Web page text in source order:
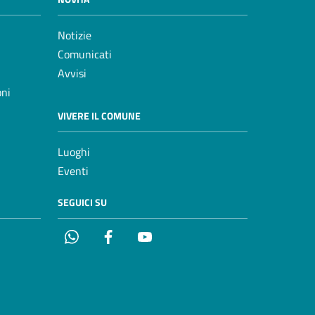
Notizie
Comunicati
Avvisi
VIVERE IL COMUNE
Luoghi
Eventi
SEGUICI SU
Whatsapp Facebook